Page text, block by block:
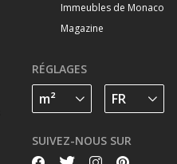
Immeubles de Monaco
Magazine
RÉGLAGES
SUIVEZ-NOUS SUR